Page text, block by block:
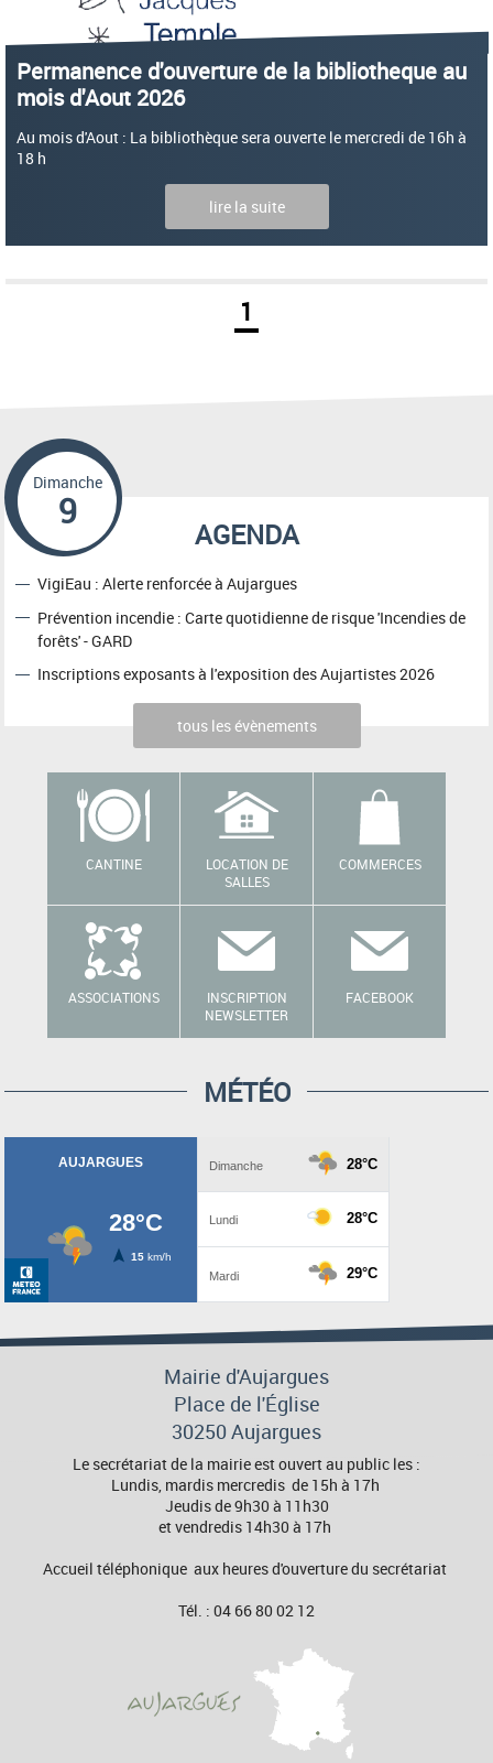
Permanence d'ouverture de la bibliotheque au
mois d'Aout 2026
Au mois d'Aout : La bibliothèque sera ouverte le mercredi de 16h à
18 h
lire la suite
1
AGENDA
Dimanche
9
VigiEau : Alerte renforcée à Aujargues
Prévention incendie : Carte quotidienne de risque 'Incendies de
forêts' - GARD
Inscriptions exposants à l'exposition des Aujartistes 2026
tous les évènements
CANTINE
LOCATION DE
SALLES
COMMERCES
ASSOCIATIONS
INSCRIPTION
NEWSLETTER
FACEBOOK
MÉTÉO
Mairie d'Aujargues
Place de l'Église
30250 Aujargues
Le secrétariat de la mairie est ouvert au public les :
Lundis, mardis mercredis de 15h à 17h
Jeudis de 9h30 à 11h30
et vendredis 14h30 à 17h
Accueil téléphonique aux heures d'ouverture du secrétariat
Tél. : 04 66 80 02 12